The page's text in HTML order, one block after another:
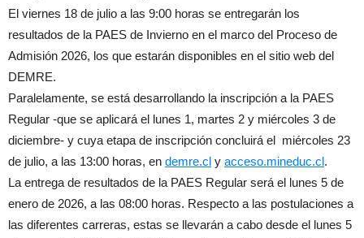
El viernes 18 de julio a las 9:00 horas se entregarán los
resultados de la PAES de Invierno en el marco del Proceso de
Admisión 2026, los que estarán disponibles en el sitio web del
DEMRE.
Paralelamente, se está desarrollando la inscripción a la PAES
Regular -que se aplicará el lunes 1, martes 2 y miércoles 3 de
diciembre- y cuya etapa de inscripción concluirá el miércoles 23
de julio, a las 13:00 horas, en demre.cl y acceso.mineduc.cl.
La entrega de resultados de la PAES Regular será el lunes 5 de
enero de 2026, a las 08:00 horas. Respecto a las postulaciones a
las diferentes carreras, estas se llevarán a cabo desde el lunes 5